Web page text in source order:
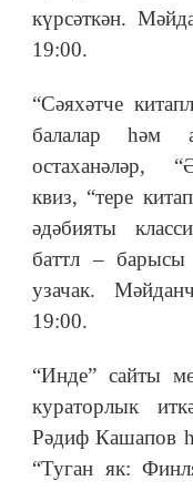
күрсәткән.
19:00.
“Сәяхәтче
балалар һәм
остаханәләр,
квиз, “тере
әдәбияты
баттл –
узачак.
19:00.
“Инде” сайты
кураторлык
Рәдиф Кашапов
“Туган як: